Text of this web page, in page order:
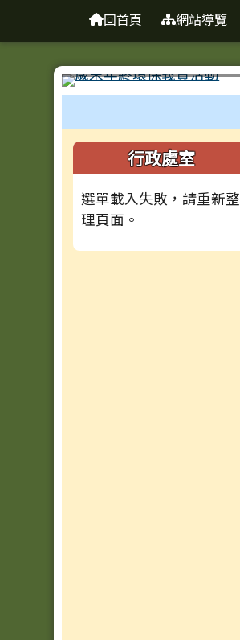
臺南市新營國小
回首頁 網站導覽
左邊區域內容
行政處室
選單載入失敗，請重新整
理頁面。
頁尾區域